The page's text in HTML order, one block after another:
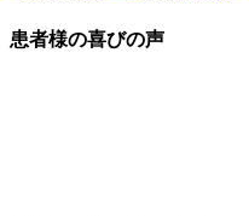
患者様の喜びの声